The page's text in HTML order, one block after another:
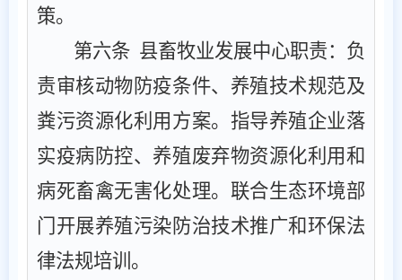
策。
第六条 ‌ ‌县畜牧业发展中心职责‌：负
责审核动物防疫条件、养殖技术规范及
粪污资源化利用方案。指导养殖企业落
实疫病防控、养殖废弃物资源化利用和
病死畜禽无害化处理。联合生态环境部
门开展养殖污染防治技术推广和环保法
律法规培训。